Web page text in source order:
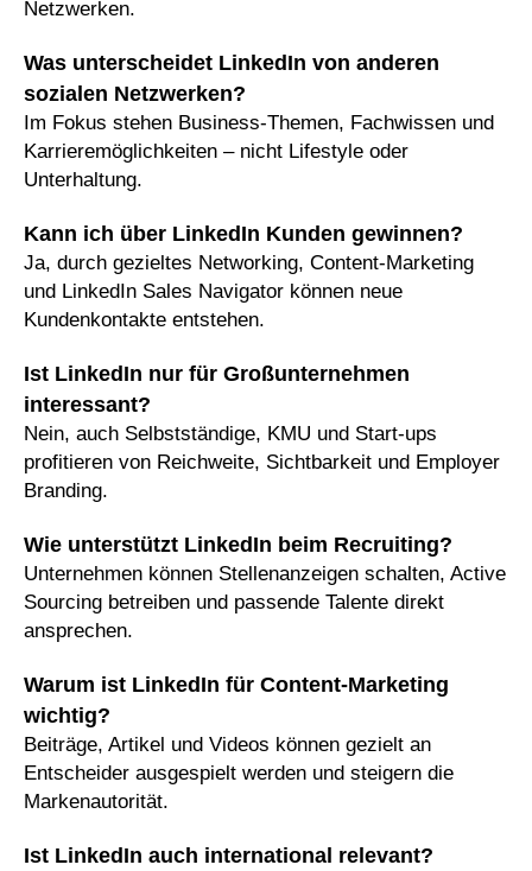
Netzwerken.
Was unterscheidet LinkedIn von anderen
sozialen Netzwerken?
Im Fokus stehen Business-Themen, Fachwissen und
Karrieremöglichkeiten – nicht Lifestyle oder
Unterhaltung.
Kann ich über LinkedIn Kunden gewinnen?
Ja, durch gezieltes Networking, Content-Marketing
und LinkedIn Sales Navigator können neue
Kundenkontakte entstehen.
Ist LinkedIn nur für Großunternehmen
interessant?
Nein, auch Selbstständige, KMU und Start-ups
profitieren von Reichweite, Sichtbarkeit und Employer
Branding.
Wie unterstützt LinkedIn beim Recruiting?
Unternehmen können Stellenanzeigen schalten, Active
Sourcing betreiben und passende Talente direkt
ansprechen.
Warum ist LinkedIn für Content-Marketing
wichtig?
Beiträge, Artikel und Videos können gezielt an
Entscheider ausgespielt werden und steigern die
Markenautorität.
Ist LinkedIn auch international relevant?